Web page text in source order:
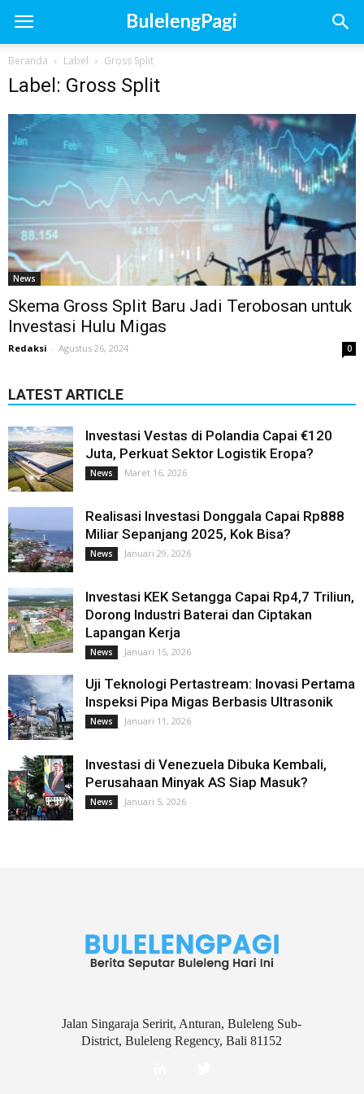
Beranda Label Gross Split
Label: Gross Split
News
Skema Gross Split Baru Jadi Terobosan untuk
Investasi Hulu Migas
Redaksi - Agustus 26, 2024 0
LATEST ARTICLE
Investasi Vestas di Polandia Capai €120
Juta, Perkuat Sektor Logistik Eropa?
News Maret 16, 2026
Realisasi Investasi Donggala Capai Rp888
Miliar Sepanjang 2025, Kok Bisa?
News Januari 29, 2026
Investasi KEK Setangga Capai Rp4,7 Triliun,
Dorong Industri Baterai dan Ciptakan
Lapangan Kerja
News Januari 15, 2026
Uji Teknologi Pertastream: Inovasi Pertama
Inspeksi Pipa Migas Berbasis Ultrasonik
News Januari 11, 2026
Investasi di Venezuela Dibuka Kembali,
Perusahaan Minyak AS Siap Masuk?
News Januari 5, 2026
Jalan Singaraja Seririt, Anturan, Buleleng Sub-
District, Buleleng Regency, Bali 81152